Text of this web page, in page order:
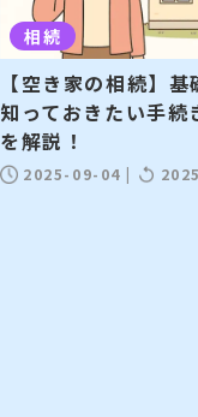
相続
【空き家の相続】
知っておきたい手続
を解説！
2025-09-04 |